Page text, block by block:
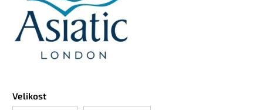
Velikost